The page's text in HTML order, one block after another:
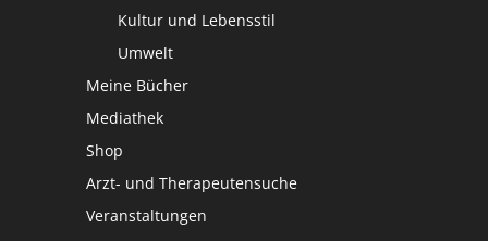
Kultur und Lebensstil
Umwelt
Meine Bücher
Mediathek
Shop
Arzt- und Therapeutensuche
Veranstaltungen